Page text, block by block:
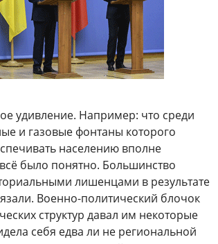
удивление. Например: что среди
и газовые фонтаны которого
населению вполне
было понятно. Большинство
лишенцами в результате
Военно-политический блочок
структур давал им некоторые
себя едва ли не региональной